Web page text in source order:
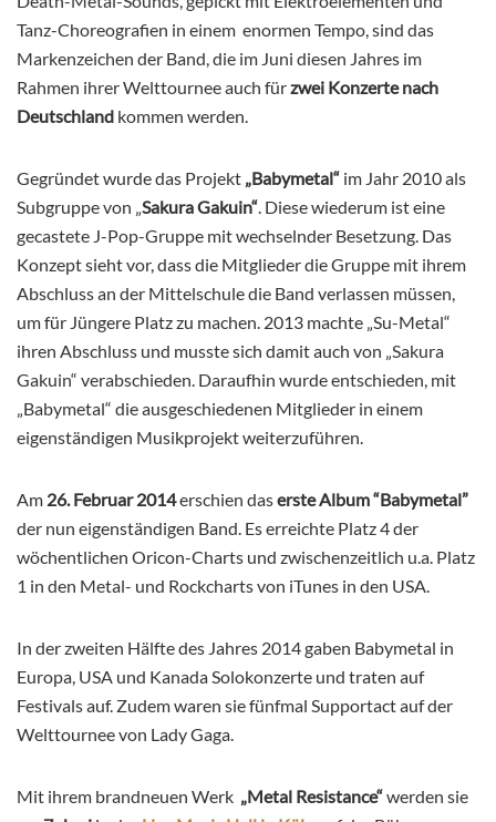
Tanz-Choreografien in einem enormen Tempo, sind das
Markenzeichen der Band, die im Juni diesen Jahres im
Rahmen ihrer Welttournee auch fürzwei Konzerte nach
Deutschland kommen werden.
Gegründet wurde das Projekt „Babymetal“ im Jahr 2010 als
Subgruppe von „Sakura Gakuin“. Diese wiederum ist eine
gecastete J-Pop-Gruppe mit wechselnder Besetzung. Das
Konzept sieht vor, dass die Mitglieder die Gruppe mit ihrem
Abschluss an der Mittelschule die Band verlassen müssen,
um für Jüngere Platz zu machen. 2013 machte „Su-Metal“
ihren Abschluss und musste sich damit auch von „Sakura
Gakuin“ verabschieden. Daraufhin wurde entschieden, mit
„Babymetal“ die ausgeschiedenen Mitglieder in einem
eigenständigen Musikprojekt weiterzuführen.
Am 26. Februar 2014erschien daserste Album “Babymetal”
der nun eigenständigen Band. Es erreichte Platz 4 der
wöchentlichen Oricon-Charts und zwischenzeitlich u.a. Platz
1 in den Metal- und Rockcharts von iTunes in den USA.
In der zweiten Hälfte des Jahres 2014 gaben Babymetal in
Europa, USA und Kanada Solokonzerte und traten auf
Festivals auf. Zudem waren sie fünfmal Supportact auf der
Welttournee von Lady Gaga.
Mit ihrem brandneuen Werk „Metal Resistance“werden sie